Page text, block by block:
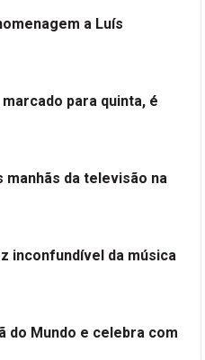
a Luís
para quinta, é
manhãs da televisão na
inconfundível da música
do Mundo e celebra com